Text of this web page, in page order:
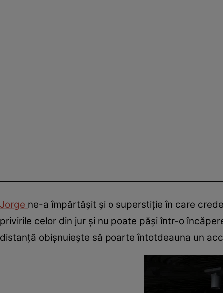
Jorge ne-a împărtășit și o superstiție în care
privirile celor din jur și nu poate păși într-o
distanță obișnuiește să poarte întotdeauna un